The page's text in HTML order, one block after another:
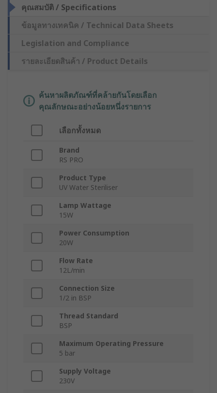
คุณสมบัติ / Specifications
ข้อมูลทางเทคนิค / Technical Data Sheets
Legislation and Compliance
รายละเอียดสินค้า / Product Details
ค้นหาผลิตภัณฑ์ที่คล้ายกันโดยเลือก
คุณลักษณะอย่างน้อยหนึ่งรายการ
เลือกทั้งหมด
Brand
RS PRO
Product Type
UV Water Steriliser
Lamp Wattage
15W
Power Consumption
20W
Flow Rate
12L/min
Connection Size
1/2 in BSP
Thread Standard
BSP
Maximum Operating Pressure
5 bar
Supply Voltage
230V